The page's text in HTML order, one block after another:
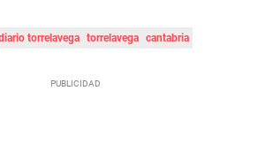
torrelavega torrelavega cantabria